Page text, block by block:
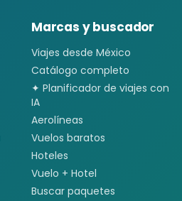
Marcas y buscador
Viajes desde México
Catálogo completo
✦ Planificador de viajes con
IA
Aerolíneas
Vuelos baratos
Hoteles
Vuelo + Hotel
Buscar paquetes